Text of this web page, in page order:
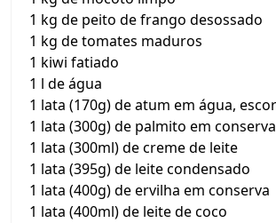
1 kg de peito de frango desossado
1 kg de tomates maduros
1 kiwi fatiado
1 l de água
1 lata (170g) de atum em água,
1 lata (300g) de palmito em conserva
1 lata (300ml) de creme de leite
1 lata (395g) de leite condensado
1 lata (400g) de ervilha em conserva
1 lata (400ml) de leite de coco